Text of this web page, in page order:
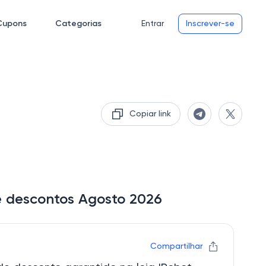
Categorias Entrar Inscrever-se
Copiar link
descontos Agosto 2026
Compartilhar